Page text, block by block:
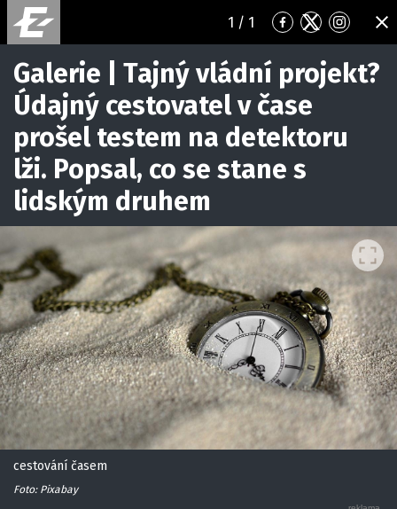
1 / 1
Přejít
na
Facebook
Přejít
na
Twitter
Přejít
na
Galerie | Tajný vládní projekt?
Údajný cestovatel v čase
prošel testem na detektoru
lži. Popsal, co se stane s
lidským druhem
cestování časem
Foto: Pixabay